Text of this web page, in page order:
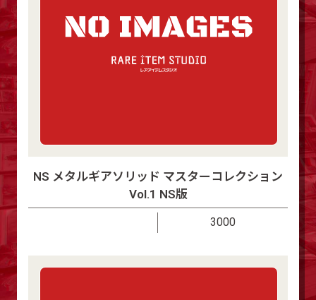
NS メタルギアソリッド マスターコレクション
Vol.1 NS版
3000